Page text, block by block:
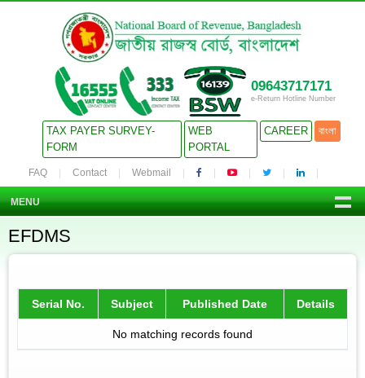
09643717171
e-Return Hotline Number
TAX PAYER SURVEY-
FORM
WEB
PORTAL
CAREER বাংলা
FAQ Contact Webmail
MENU
EFDMS
Serial No. Subject Published Date Details
No matching records found